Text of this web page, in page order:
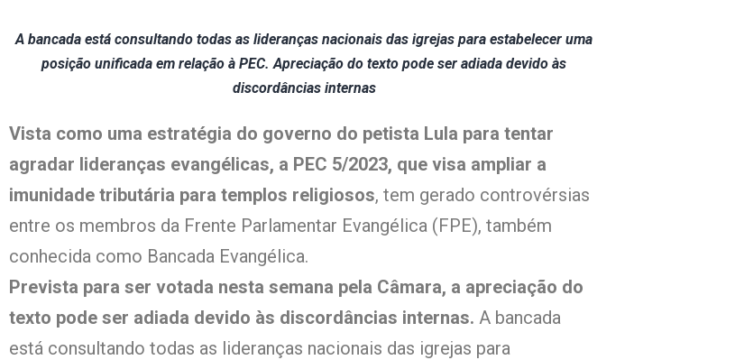
A bancada está consultando todas as lideranças nacionais das igrejas para estabelecer uma
posição unificada em relação à PEC. Apreciação do texto pode ser adiada devido às
discordâncias internas
Vista como uma estratégia do governo do petista Lula para tentar
agradar lideranças evangélicas, a PEC 5/2023, que visa ampliar a
imunidade tributária para templos religiosos, tem gerado controvérsias
entre os membros da Frente Parlamentar Evangélica (FPE), também
conhecida como Bancada Evangélica.
Prevista para ser votada nesta semana pela Câmara, a apreciação do
texto pode ser adiada devido às discordâncias internas. A bancada
está consultando todas as lideranças nacionais das igrejas para